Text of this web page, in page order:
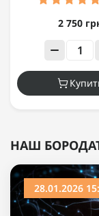
2 750
НАШ
28.01.2026